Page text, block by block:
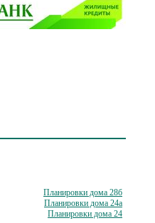
Планировки дома 28б
Планировки дома 24a
Планировки дома 24